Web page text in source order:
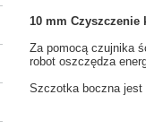
10 mm Czyszczenie
Za pomocą czujnika
robot oszczędza
Szczotka boczna jest